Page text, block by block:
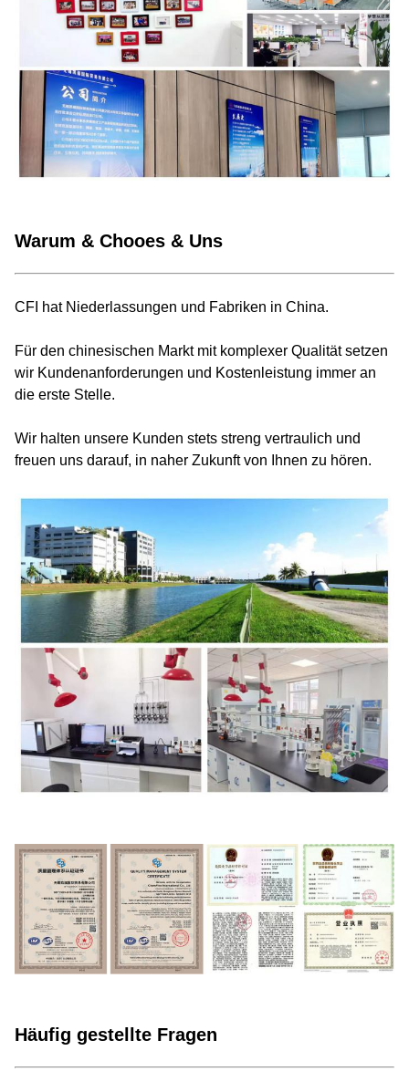
Warum & Chooes & Uns
CFI hat Niederlassungen und Fabriken in China.
Für den chinesischen Markt mit komplexer Qualität setzen
wir Kundenanforderungen und Kostenleistung immer an
die erste Stelle.
Wir halten unsere Kunden stets streng vertraulich und
freuen uns darauf, in naher Zukunft von Ihnen zu hören.
Häufig gestellte Fragen